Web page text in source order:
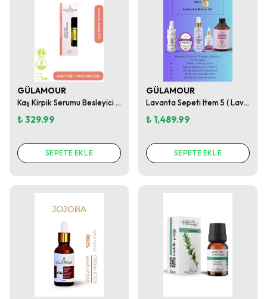
GÜLAMOUR
Kaş Kirpik Serumu Besleyici ve Dökülme Önleyici
₺ 329.99
SEPETE EKLE
GÜLAMOUR
Lavanta Sepeti Item 5 ( Lavender Calm Ritual Set )
₺ 1,489.99
SEPETE EKLE